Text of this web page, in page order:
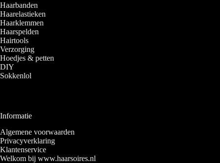
Haarbanden
Haarelastieken
Haarklemmen
Haarspelden
Hairtools
Verzorging
Hoedjes & petten
DIY
Sokkenlol
Informatie
Algemene voorwaarden
Privacyverklaring
Klantenservice
Welkom bij www.haarsoires.nl